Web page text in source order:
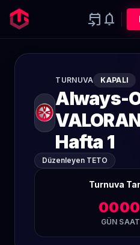
event_upcoming notifications
TURNUVA KAPALI
Always-
Hafta 1
Düzenleyen TETO
Turnuva
00
GÜN
00
SAAT